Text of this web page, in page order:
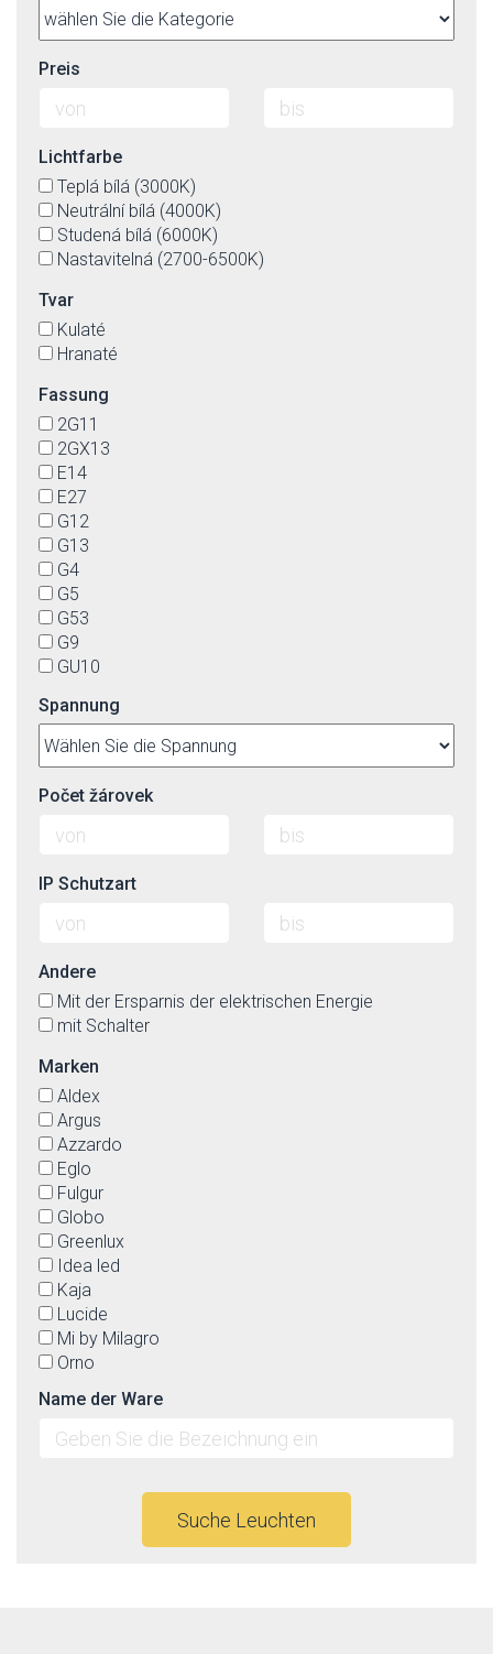
schwarz
schwarz-matt
silber
Sparkle-Dekor
transparent
türkis
violett
weiß
weiß-matt
Plexiglas
Rattan
Sperrholz
Textil
Preis
Lichtfarbe
Teplá bílá (3000K)
Neutrální bílá (4000K)
Studená bílá (6000K)
Nastavitelná (2700-6500K)
Tvar
Kulaté
Hranaté
Fassung
2G11
2GX13
E14
E27
G12
G13
G4
G5
G53
G9
GU10
GX-53
GZ10
R7s
S14s
Spannung
Počet žárovek
IP Schutzart
Andere
Mit der Ersparnis der elektrischen Energie
mit Schalter
Marken
Aldex
Argus
Azzardo
Eglo
Fulgur
Globo
Greenlux
Idea led
Kaja
Lucide
Mi by Milagro
Orno
Paulmann
Prezent
Rabalux
Name der Ware
Suche Leuchten